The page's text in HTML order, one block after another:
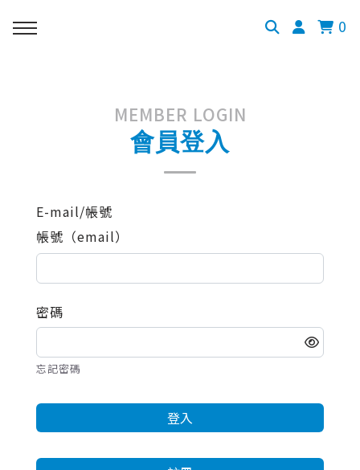
0
MEMBER LOGIN
會員登入
E-mail/帳號
帳號（email）
密碼
忘記密碼
登入